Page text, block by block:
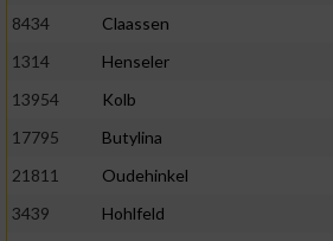
8434
Claassen
1314
Henseler
13954
Kolb
17795
Butylina
21811
Oudehinkel
3439
Hohlfeld